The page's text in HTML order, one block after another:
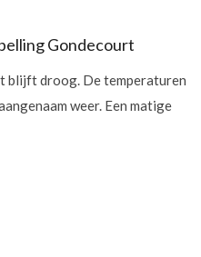
Gondecourt
blijft droog. De temperaturen
weer. Een matige